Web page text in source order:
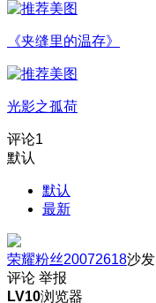
《夹缝里的温存》
光影之孤荷
评论1
默认
默认
最新
荣耀粉丝20072618沙发
评论 举报
LV10浏览器